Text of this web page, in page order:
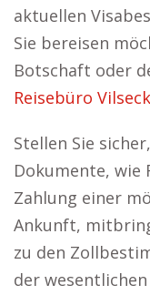
aktuellen
Sie bereisen
Botschaft oder
Reisebüro Vilseck
Stellen Sie
Dokumente, wie
Zahlung einer
Ankunft,
zu den
der